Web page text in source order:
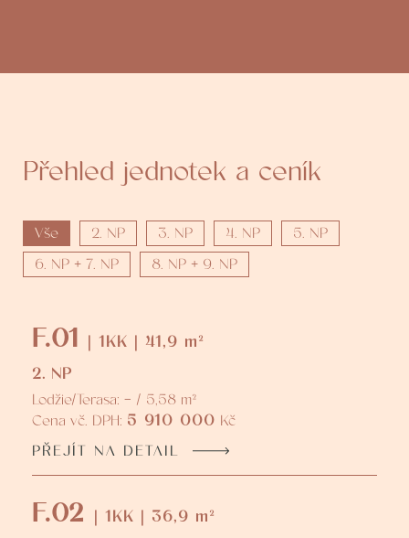
Přehled jednotek a ceník
Vše 2. NP 3. NP 4. NP
5. NP
6. NP + 7. NP
8. NP + 9. NP
F.01 | 1KK | 41,9 m²
2. NP
Lodžie/Terasa: - / 5,58 m²
Cena vč. DPH: 5 910 000 Kč
PŘEJÍT NA DETAIL
F.02
| 1KK | 36,9 m²